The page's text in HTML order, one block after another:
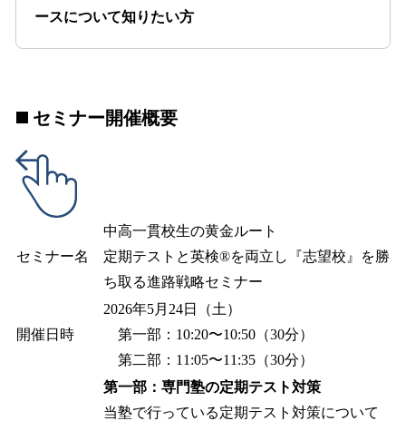
ースについて知りたい方
◼️ セミナー開催概要
セミナー名
中高一貫校生の黄金ルート
定期テストと英検®を両立し『志望校』を勝
ち取る進路戦略セミナー
開催日時
2026年5月24日（土）
第一部：10:20〜10:50（30分）
第二部：11:05〜11:35（30分）
第一部：専門塾の定期テスト対策
当塾で行っている定期テスト対策について